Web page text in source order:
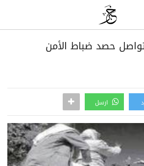
تواصل حصد ضباط الأمن
ارسل